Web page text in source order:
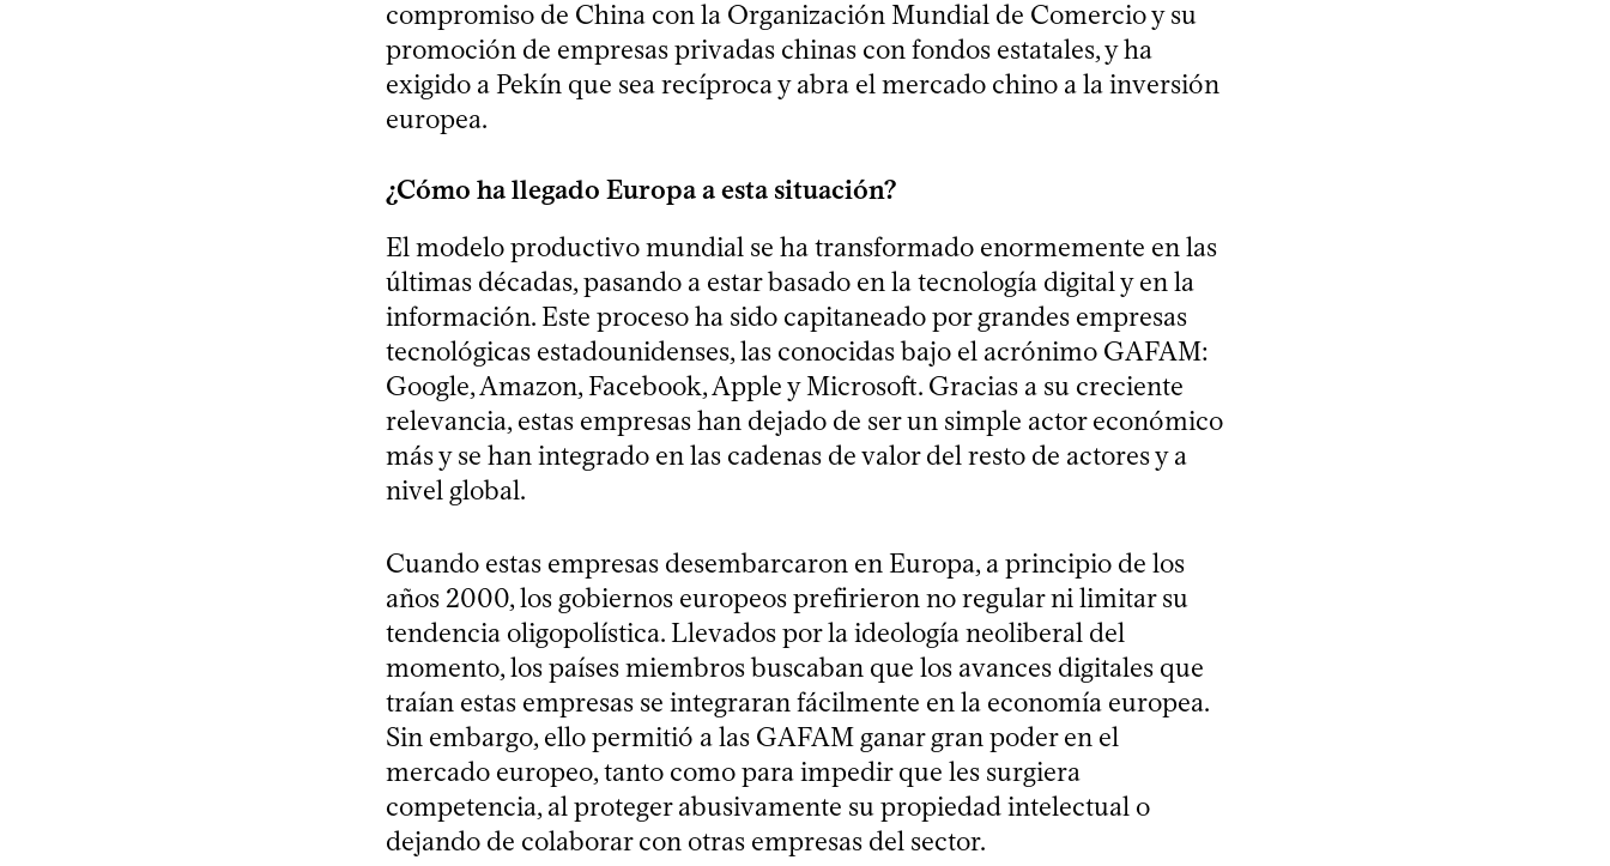
compromiso de China con la Organización Mundial de Comercio y su
promoción de empresas privadas chinas con fondos estatales, y ha
exigido a Pekín que sea recíproca y abra el mercado chino a la inversión
europea.
¿Cómo ha llegado Europa a esta situación?
El modelo productivo mundial se ha transformado enormemente en las
últimas décadas, pasando a estar basado en la tecnología digital y en la
información. Este proceso ha sido capitaneado por grandes empresas
tecnológicas estadounidenses, las conocidas bajo el acrónimo GAFAM:
Google, Amazon, Facebook, Apple y Microsoft. Gracias a su creciente
relevancia, estas empresas han dejado de ser un simple actor económico
más y se han integrado en las cadenas de valor del resto de actores y a
nivel global.
Cuando estas empresas desembarcaron en Europa, a principio de los
años 2000, los gobiernos europeos prefirieron no regular ni limitar su
tendencia oligopolística. Llevados por la ideología neoliberal del
momento, los países miembros buscaban que los avances digitales que
traían estas empresas se integraran fácilmente en la economía europea.
Sin embargo, ello permitió a las GAFAM ganar gran poder en el
mercado europeo, tanto como para impedir que les surgiera
competencia, al proteger abusivamente su propiedad intelectual o
dejando de colaborar con otras empresas del sector.